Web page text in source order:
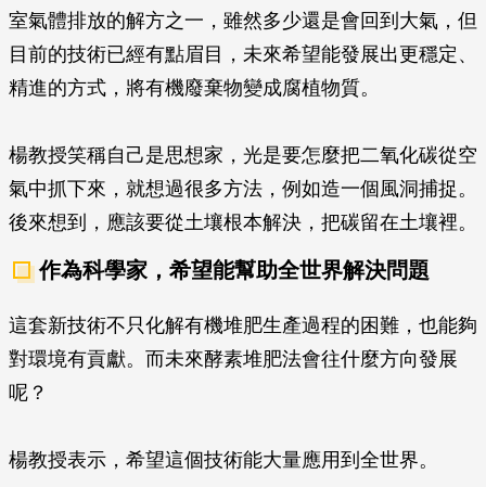
室氣體排放的解方之一，雖然多少還是會回到大氣，但
目前的技術已經有點眉目，未來希望能發展出更穩定、
精進的方式，將有機廢棄物變成腐植物質。
楊教授笑稱自己是思想家，光是要怎麼把二氧化碳從空
氣中抓下來，就想過很多方法，例如造一個風洞捕捉。
後來想到，應該要從土壤根本解決，把碳留在土壤裡。
作為科學家，希望能幫助全世界解決問題
這套新技術不只化解有機堆肥生產過程的困難，也能夠
對環境有貢獻。而未來酵素堆肥法會往什麼方向發展
呢？
楊教授表示，希望這個技術能大量應用到全世界。